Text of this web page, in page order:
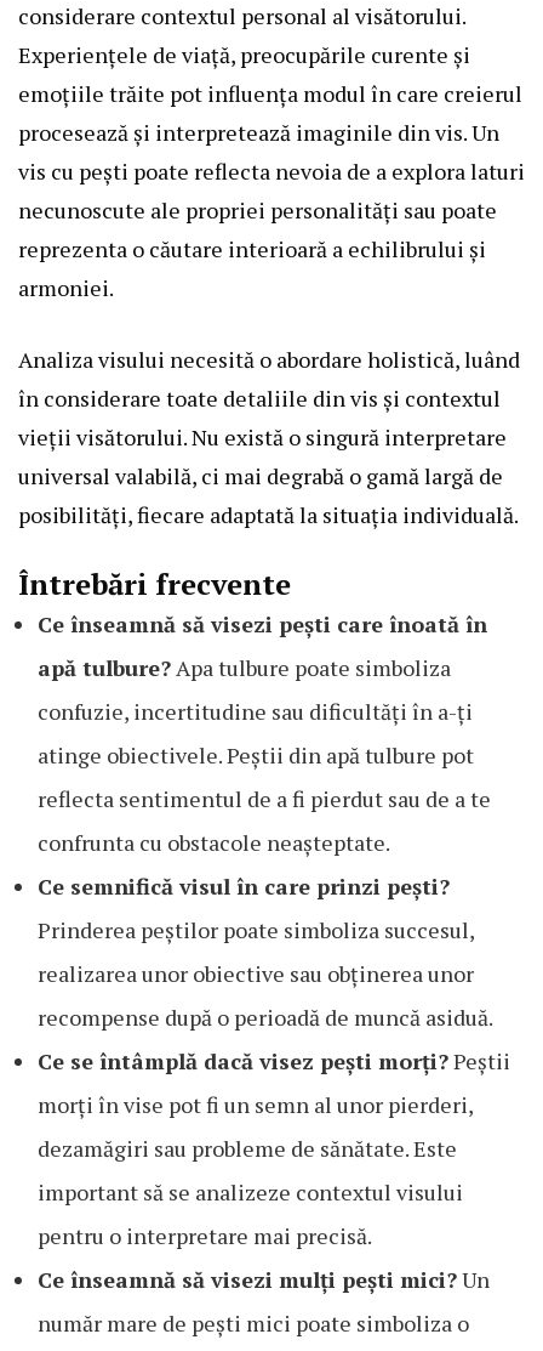
considerare contextul personal al visătorului.
Experiențele de viață, preocupările curente și
emoțiile trăite pot influența modul în care creierul
procesează și interpretează imaginile din vis. Un
vis cu pești poate reflecta nevoia de a explora laturi
necunoscute ale propriei personalități sau poate
reprezenta o căutare interioară a echilibrului și
armoniei.
Analiza visului necesită o abordare holistică, luând
în considerare toate detaliile din vis și contextul
vieții visătorului. Nu există o singură interpretare
universal valabilă, ci mai degrabă o gamă largă de
posibilități, fiecare adaptată la situația individuală.
Întrebări frecvente
Ce înseamnă să visezi pești care înoată în
apă tulbure?Apa tulbure poate simboliza
confuzie, incertitudine sau dificultăți în a-ți
atinge obiectivele. Peștii din apă tulbure pot
reflecta sentimentul de a fi pierdut sau de a te
confrunta cu obstacole neașteptate.
Ce semnifică visul în care prinzi pești?
Prinderea peștilor poate simboliza succesul,
realizarea unor obiective sau obținerea unor
recompense după o perioadă de muncă asiduă.
Ce se întâmplă dacă visez pești morți?Peștii
morți în vise pot fi un semn al unor pierderi,
dezamăgiri sau probleme de sănătate. Este
important să se analizeze contextul visului
pentru o interpretare mai precisă.
Ce înseamnă să visezi mulți pești mici?Un
număr mare de pești mici poate simboliza o